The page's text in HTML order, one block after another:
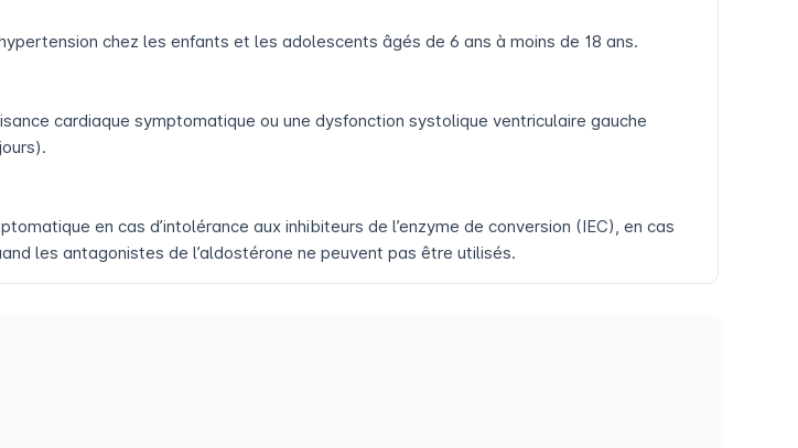
chez les enfants et les adolescents âgés de 6 ans à moins de 18 ans.
cardiaque symptomatique ou une dysfonction systolique ventriculaire gauche
en cas d’intolérance aux inhibiteurs de l’enzyme de conversion (IEC), en cas
les antagonistes de l’aldostérone ne peuvent pas être utilisés.